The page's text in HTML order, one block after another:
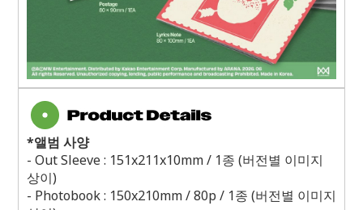
*앨범 사양
- Out Sleeve : 151x211x10mm / 1종 (버전별 이미지
상이)
- Photobook : 150x210mm / 80p / 1종 (버전별 이미지